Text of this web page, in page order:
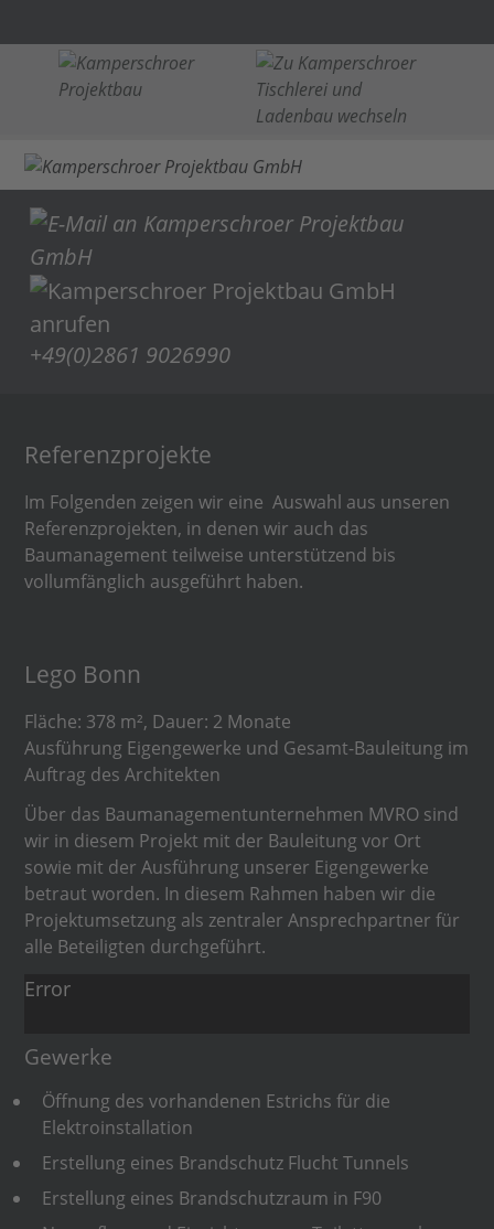
+49(0)2861 9026990
Referenzprojekte
Im Folgenden zeigen wir eine Auswahl aus unseren
Referenzprojekten, in denen wir auch das
Baumanagement teilweise unterstützend bis
vollumfänglich ausgeführt haben.
Lego Bonn
Fläche: 378 m², Dauer: 2 Monate
Ausführung Eigengewerke und Gesamt-Bauleitung im
Auftrag des Architekten
Über das Baumanagementunternehmen MVRO sind
wir in diesem Projekt mit der Bauleitung vor Ort
sowie mit der Ausführung unserer Eigengewerke
betraut worden. In diesem Rahmen haben wir die
Projektumsetzung als zentraler Ansprechpartner für
alle Beteiligten durchgeführt.
Error
Gewerke
Öffnung des vorhandenen Estrichs für die
Elektroinstallation
Erstellung eines Brandschutz Flucht Tunnels
Erstellung eines Brandschutzraum in F90